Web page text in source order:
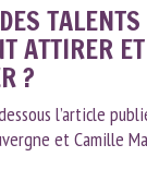
ATTIRER ET
?
l’article
et Camille